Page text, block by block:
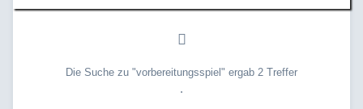
Die Suche zu "vorbereitungsspiel" ergab 2 Treffer
.